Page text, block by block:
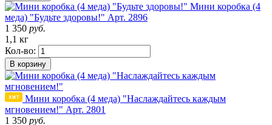
Мини коробка (4
меда) "Будьте здоровы!" Арт. 2896
1 350 руб.
1,1 кг
Кол-во:
В корзину
Мини коробка (4 меда) "Наслаждайтесь каждым
мгновением!" Арт. 2801
1 350 руб.